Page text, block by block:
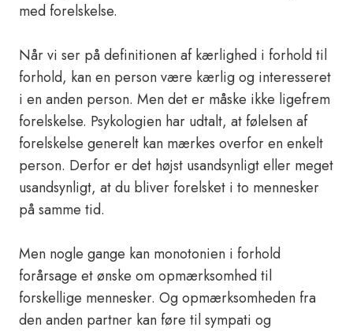
med forelskelse.
Når vi ser på definitionen af kærlighed i forhold til
forhold, kan en person være kærlig og interesseret
i en anden person. Men det er måske ikke ligefrem
forelskelse. Psykologien har udtalt, at følelsen af
forelskelse generelt kan mærkes overfor en enkelt
person. Derfor er det højst usandsynligt eller meget
usandsynligt, at du bliver forelsket i to mennesker
på samme tid.
Men nogle gange kan monotonien i forhold
forårsage et ønske om opmærksomhed til
forskellige mennesker. Og opmærksomheden fra
den anden partner kan føre til sympati og